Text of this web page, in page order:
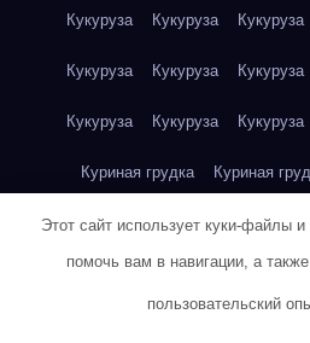
Кукуруза Кукуруза Кукуруза
Кукуруза Кукуруза Кукуруза
Кукуруза Кукуруза Кукуруза
Куриная грудка Куриная
Куриная грудка Куриная
Куриная
Этот сайт использует куки-файлы
помочь вам в навигации, а
пользовательский